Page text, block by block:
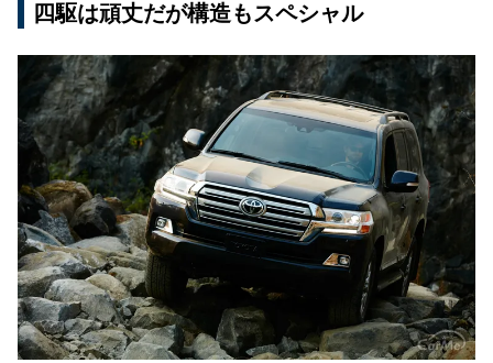
四駆は頑丈だが構造もスペシャル